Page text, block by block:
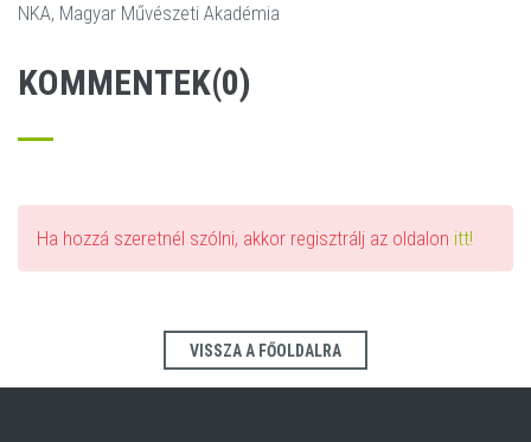
NKA, Magyar Művészeti Akadémia
KOMMENTEK(0)
Ha hozzá szeretnél szólni, akkor regisztrálj az oldalon itt!
VISSZA A FŐOLDALRA